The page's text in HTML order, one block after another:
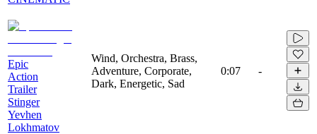
Epic
Action
Trailer
Stinger
Yevhen
Lokhmatov
Wind, Orchestra, Brass,
Adventure, Corporate,
Dark, Energetic, Sad
0:07 -